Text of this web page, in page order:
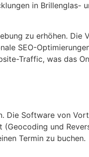
in Brillenglas-
zu erhöhen. Die
SEO-
Traffic, was das
Die Software von
und
Termin zu buchen.